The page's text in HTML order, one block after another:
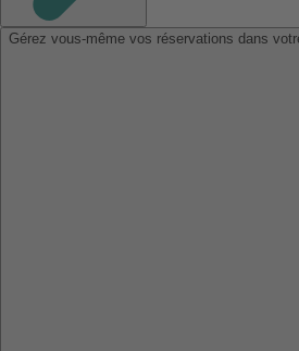
Gérez vous-même vos réservations dans